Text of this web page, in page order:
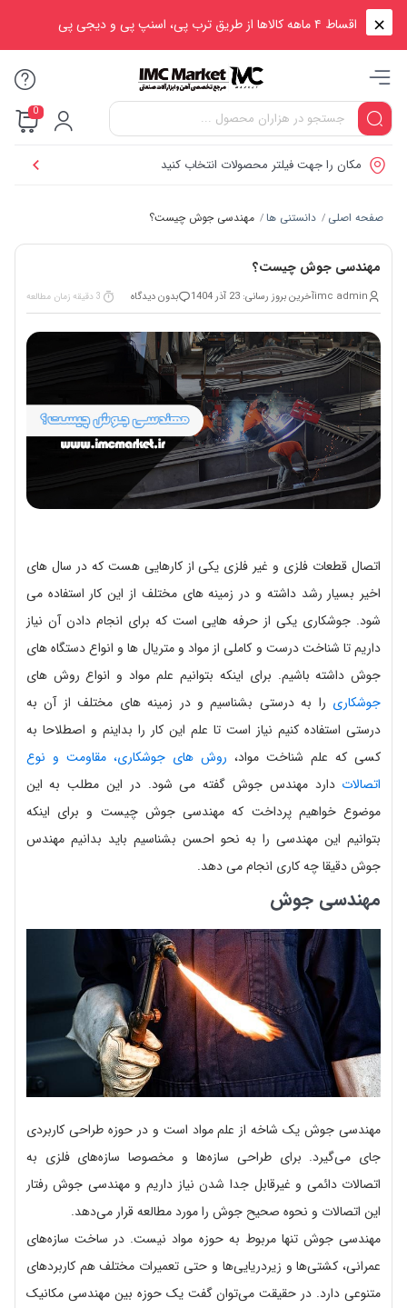
اقساط ۴ ماهه کالاها از طریق ترب پی، اسنپ پی و دیجی پی
0
مکان را جهت فیلتر محصولات انتخاب کنید
صفحه اصلی / دانستنی ها/ مهندسی جوش چیست؟
مهندسی جوش چیست؟
imc adminآخرین بروز رسانی: 23 آذر 1404 بدون دیدگاه 3 دقیقه زمان مطالعه
اتصال قطعات فلزی و غیر فلزی یکی از کارهایی هست که در سال های
اخیر بسیار رشد داشته و در زمینه های مختلف از این کار استفاده می
شود. جوشکاری یکی از حرفه هایی است که برای انجام دادن آن نیاز
داریم تا شناخت درست و کاملی از مواد و متریال ها و انواع دستگاه های
جوش داشته باشیم. برای اینکه بتوانیم علم مواد و انواع روش های
جوشکاری را به درستی بشناسیم و در زمینه های مختلف از آن به
درستی استفاده کنیم نیاز است تا علم این کار را بداینم و اصطلاحا به
کسی که علم شناخت مواد، روش های جوشکاری، مقاومت و نوع
اتصالات دارد مهندس جوش گفته می شود. در این مطلب به این
موضوع خواهیم پرداخت که مهندسی جوش چیست و برای اینکه
بتوانیم این مهندسی را به نحو احسن بشناسیم باید بدانیم مهندس
جوش دقیقا چه کاری انجام می دهد.
مهندسی جوش
مهندسی جوش یک شاخه از علم مواد است و در حوزه طراحی کاربردی
جای می‌گیرد. برای طراحی سازه‌ها و مخصوصا سازه‌های فلزی به
اتصالات دائمی و غیرقابل جدا شدن نیاز داریم و مهندسی جوش رفتار
این اتصالات و نحوه صحیح جوش را مورد مطالعه قرار می‌دهد.
مهندسی جوش تنها مربوط به حوزه مواد نیست. در ساخت سازه‌های
عمرانی، کشتی‌ها و زیردریایی‌ها و حتی تعمیرات مختلف هم کاربردهای
متنوعی دارد. در حقیقت می‌توان گفت یک حوزه بین مهندسی مکانیک